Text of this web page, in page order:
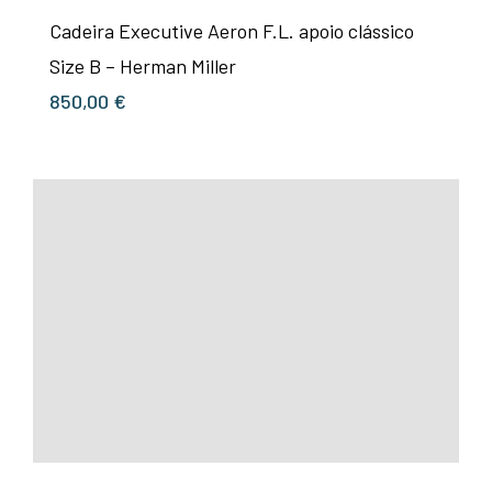
Cadeira Executive Aeron F.L. apoio clássico
Size B – Herman Miller
850,00 €